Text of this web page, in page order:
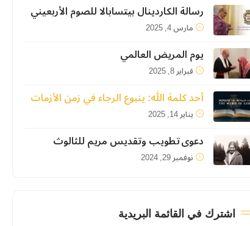
رسالة الكاردينال بيتسابالا للصوم الأربعيني
مارس 4, 2025
يوم المريض العالمي
فبراير 8, 2025
أحد كلمة الله: ينبوع الرجاء في زمن الأزمات
يناير 14, 2025
دعوى تطويب وتقديس مريم للثالوث
نوفمبر 29, 2024
اشترك في القائمة البريدية